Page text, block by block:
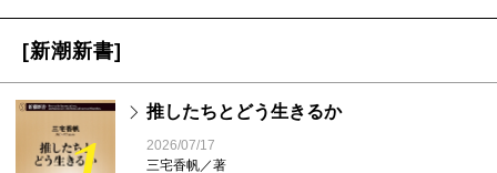
[新潮新書]
推したちとどう生きるか
2026/07/17
三宅香帆／著